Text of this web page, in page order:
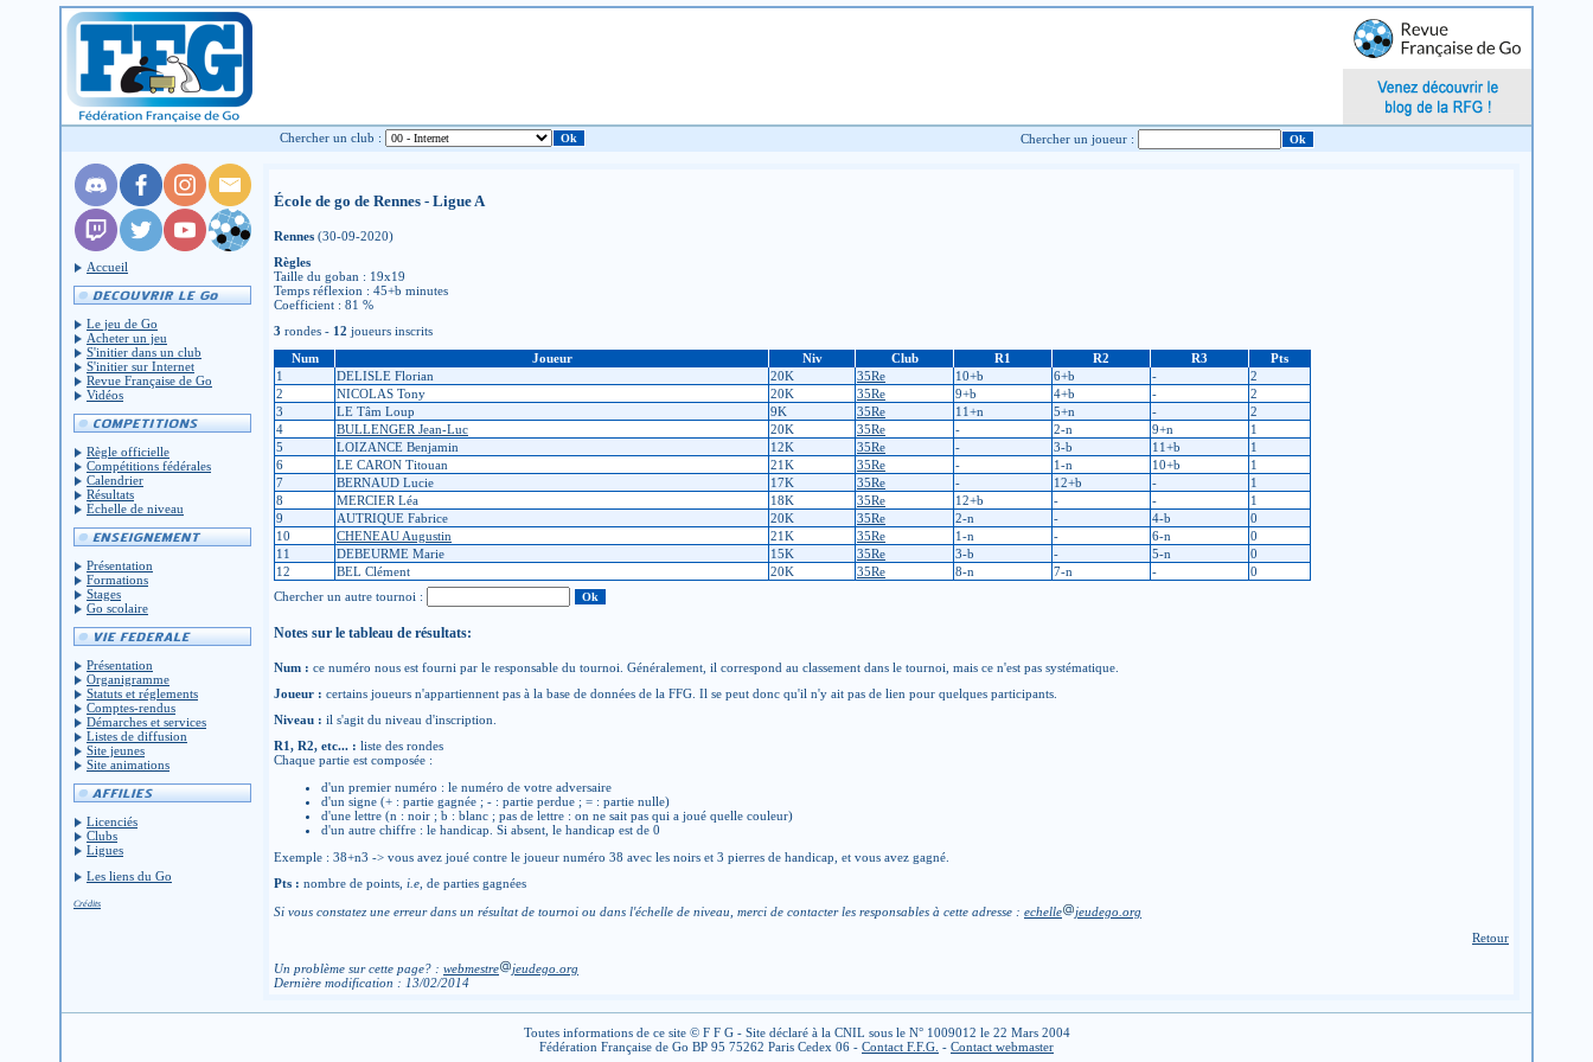
Chercher un club : Chercher un joueur :
Accueil
Le jeu de Go
Acheter un jeu
S'initier dans un club
S'initier sur Internet
Revue Française de Go
Vidéos
Règle officielle
Compétitions fédérales
Calendrier
Résultats
Échelle de niveau
Présentation
Formations
Stages
Go scolaire
Présentation
Organigramme
Statuts et réglements
Comptes-rendus
Démarches et services
Listes de diffusion
Site jeunes
Site animations
Licenciés
Clubs
Ligues
Les liens du Go
Crédits
École de go de Rennes - Ligue A
Rennes (30-09-2020)
Règles
Taille du goban : 19x19
Temps réflexion : 45+b minutes
Coefficient : 81 %
3 rondes - 12 joueurs inscrits
Num
Joueur Niv Club R1 R2 R3
Pts
1
DELISLE Florian 20K 35Re 10+b 6+b -
2
2
NICOLAS Tony 20K 35Re 9+b 4+b -
2
3
LE Tâm Loup 9K 35Re 11+n 5+n -
2
4
BULLENGER Jean-Luc 20K 35Re - 2-n 9+n
1
5
LOIZANCE Benjamin 12K 35Re - 3-b 11+b
1
6
LE CARON Titouan 21K 35Re - 1-n 10+b
1
7
BERNAUD Lucie 17K 35Re - 12+b -
1
8
MERCIER Léa 18K 35Re 12+b - -
1
9
AUTRIQUE Fabrice 20K 35Re 2-n - 4-b
0
10
CHENEAU Augustin 21K 35Re 1-n - 6-n
0
11
DEBEURME Marie 15K 35Re 3-b - 5-n
0
12
BEL Clément 20K 35Re 8-n 7-n -
0
Chercher un autre tournoi :
Notes sur le tableau de résultats:
Num : ce numéro nous est fourni par le responsable du tournoi. Généralement, il correspond au classement dans le tournoi, mais ce n'est pas systématique.
Joueur : certains joueurs n'appartiennent pas à la base de données de la FFG. Il se peut donc qu'il n'y ait pas de lien pour quelques participants.
Niveau : il s'agit du niveau d'inscription.
R1, R2, etc... : liste des rondes
Chaque partie est composée :
d'un premier numéro : le numéro de votre adversaire
d'un signe (+ : partie gagnée ; - : partie perdue ; = : partie nulle)
d'une lettre (n : noir ; b : blanc ; pas de lettre : on ne sait pas qui a joué quelle couleur)
d'un autre chiffre : le handicap. Si absent, le handicap est de 0
Exemple : 38+n3 -> vous avez joué contre le joueur numéro 38 avec les noirs et 3 pierres de handicap, et vous avez gagné.
Pts : nombre de points, i.e , de parties gagnées
Si vous constatez une erreur dans un résultat de tournoi ou dans l'échelle de niveau, merci de contacter les responsables à cette adresse : echelle
jeudego.org
Retour
Un problème sur cette page? : webmestre
jeudego.org
Dernière modification : 13/02/2014
Toutes informations de ce site © F F G - Site déclaré à la CNIL sous le N° 1009012 le 22 Mars 2004
Fédération Française de Go BP 95 75262 Paris Cedex 06 - Contact F.F.G. - Contact webmaster